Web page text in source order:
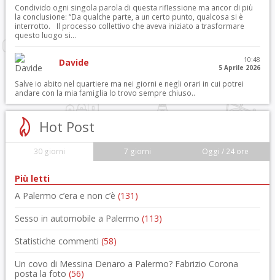
Condivido ogni singola parola di questa riflessione ma ancor di più
la conclusione: “Da qualche parte, a un certo punto, qualcosa si è
interrotto. Il processo collettivo che aveva iniziato a trasformare
questo luogo si...
Davide
10:48
5 Aprile 2026
Salve io abito nel quartiere ma nei giorni e negli orari in cui potrei
andare con la mia famiglia lo trovo sempre chiuso..
Hot Post
30 giorni 7 giorni Oggi / 24 ore
Più letti
A Palermo c’era e non c’è (131)
Sesso in automobile a Palermo (113)
Statistiche commenti (58)
Un covo di Messina Denaro a Palermo? Fabrizio Corona
posta la foto (56)